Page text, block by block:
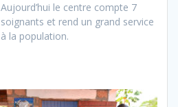
Aujourd’hui le centre compte 7
soignants et rend un grand service
à la population.